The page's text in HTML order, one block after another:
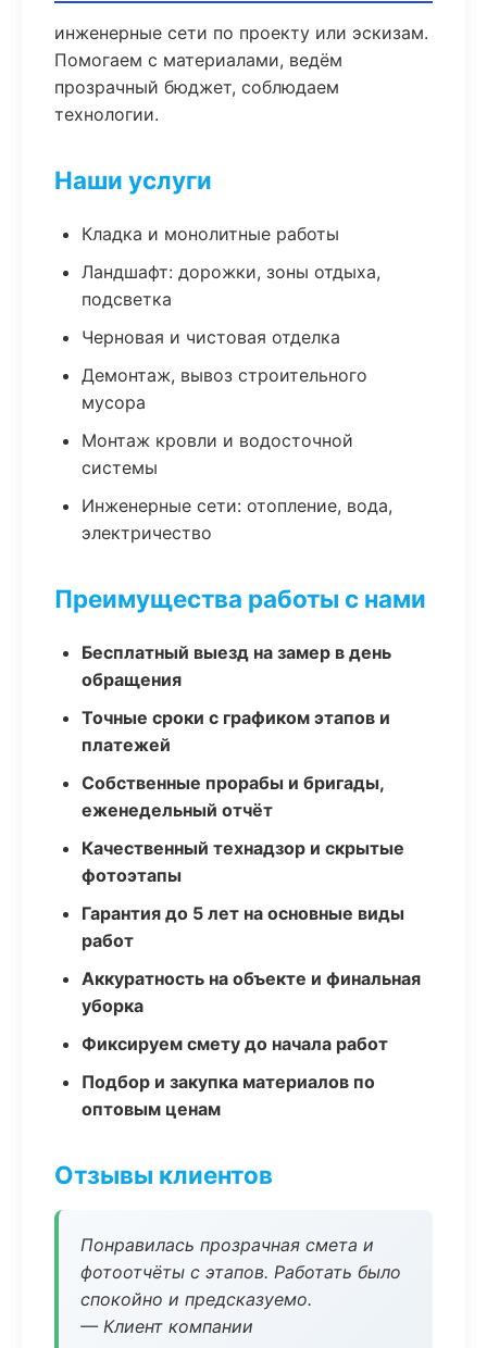
инженерные сети по проекту или эскизам.
Помогаем с материалами, ведём
прозрачный бюджет, соблюдаем
технологии.
Наши услуги
Кладка и монолитные работы
Ландшафт: дорожки, зоны отдыха,
подсветка
Черновая и чистовая отделка
Демонтаж, вывоз строительного
мусора
Монтаж кровли и водосточной
системы
Инженерные сети: отопление, вода,
электричество
Преимущества работы с нами
Бесплатный выезд на замер в день
обращения
Точные сроки с графиком этапов и
платежей
Собственные прорабы и бригады,
еженедельный отчёт
Качественный технадзор и скрытые
фотоэтапы
Гарантия до 5 лет на основные виды
работ
Аккуратность на объекте и финальная
уборка
Фиксируем смету до начала работ
Подбор и закупка материалов по
оптовым ценам
Отзывы клиентов
Понравилась прозрачная смета и
фотоотчёты с этапов. Работать было
спокойно и предсказуемо.
— Клиент компании